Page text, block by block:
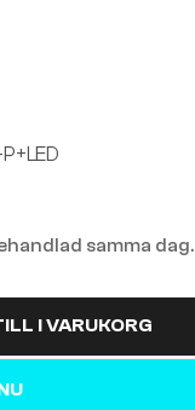
samma dag.
I VARUKORG